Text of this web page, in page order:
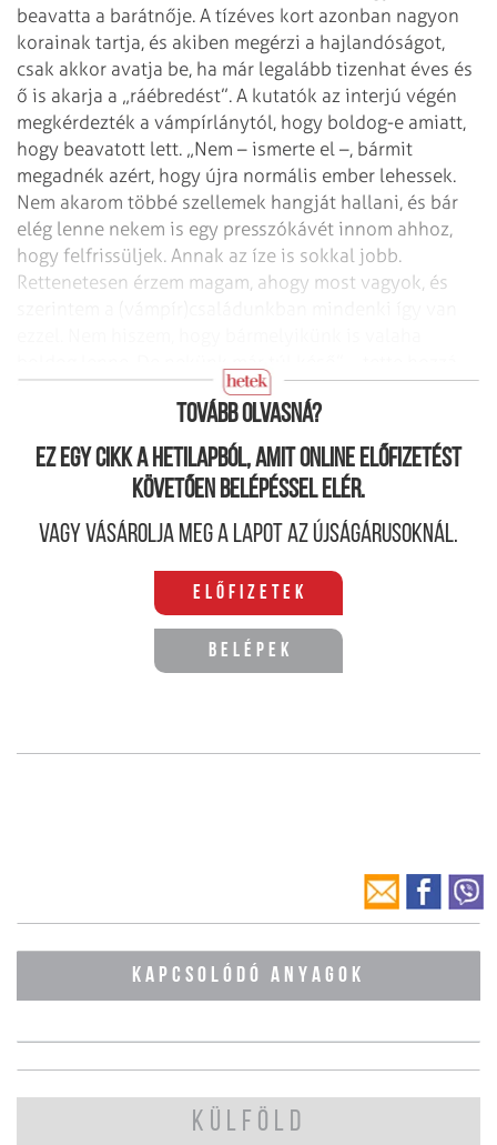
beavatta a barátnője. A tízéves kort azonban nagyon
korainak tartja, és akiben megérzi a hajlandóságot,
csak akkor avatja be, ha már legalább tizenhat éves és
ő is akarja a „ráébredést”. A kutatók az interjú végén
megkérdezték a vámpírlánytól, hogy bol­dog-e amiatt,
hogy beavatott lett. „Nem – ismerte el –, bármit
megadnék azért, hogy újra normális ember lehessek.
Nem akarom többé szellemek hangját hallani, és bár
elég lenne nekem is egy presszókávét innom ahhoz,
hogy felfrissüljek. Annak az íze is sokkal jobb.
Rettenetesen érzem magam, ahogy most vagyok, és
keserűen.
Tovább olvasná?
Ez egy cikk a hetilapból, amit online előfizetést
követően belépéssel elér.
Vagy vásárolja meg a lapot az újságárusoknál.
Előfizetek
Belépek
KAPCSOLÓDÓ ANYAGOK
KÜLFÖLD